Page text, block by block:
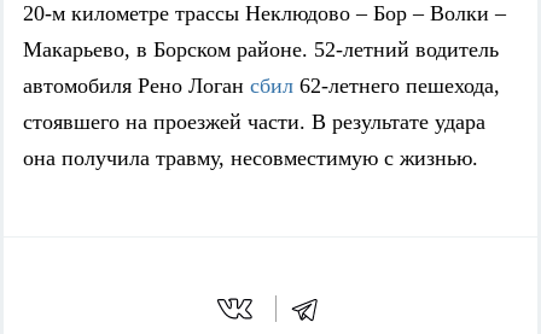
20-м километре трассы Неклюдово – Бор – Волки –
Макарьево, в Борском районе. 52-летний водитель
автомобиля Рено Логан сбил 62-летнего пешехода,
стоявшего на проезжей части. В результате удара
она получила травму, несовместимую с жизнью.